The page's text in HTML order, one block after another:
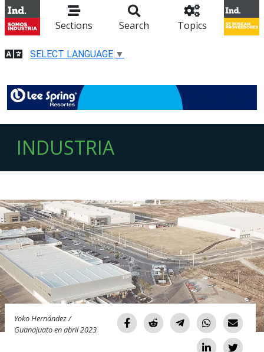
Sections Search Topics
SELECT LANGUAGE ▼
INDUSTRIA
Yoko Hernández /
Guanajuato en abril 2023